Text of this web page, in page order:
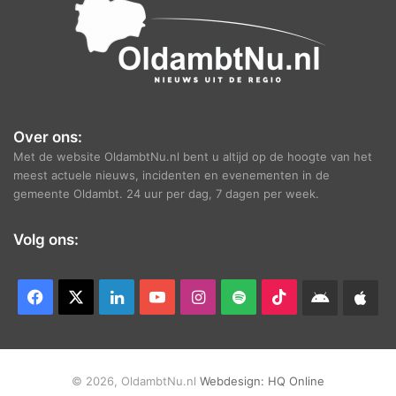
Over ons:
Met de website OldambtNu.nl bent u altijd op de hoogte van het
meest actuele nieuws, incidenten en evenementen in de
gemeente Oldambt. 24 uur per dag, 7 dagen per week.
Volg ons:
Facebook LinkedInYouTubeInstagram
Spotify TikTokAndroid
© 2026, OldambtNu.nl Webdesign: HQ Online